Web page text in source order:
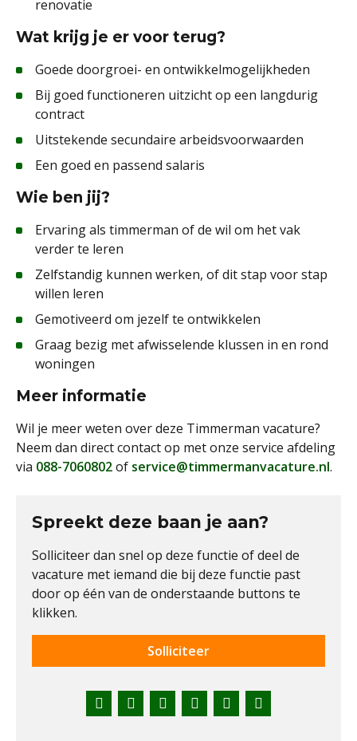
renovatie
Wat krijg je er voor terug?
Goede doorgroei- en ontwikkelmogelijkheden
Bij goed functioneren uitzicht op een langdurig
contract
Uitstekende secundaire arbeidsvoorwaarden
Een goed en passend salaris
Wie ben jij?
Ervaring als timmerman of de wil om het vak
verder te leren
Zelfstandig kunnen werken, of dit stap voor stap
willen leren
Gemotiveerd om jezelf te ontwikkelen
Graag bezig met afwisselende klussen in en rond
woningen
Meer informatie
Wil je meer weten over deze Timmerman vacature?
Neem dan direct contact op met onze service afdeling
via 088-7060802of service@timmermanvacature.nl.
Spreekt deze baan je aan?
Solliciteer dan snel op deze functie of deel de
vacature met iemand die bij deze functie past
door op één van de onderstaande buttons te
klikken.
FacebookTwitterLinkedInPinterestWhatsApp
Solliciteer